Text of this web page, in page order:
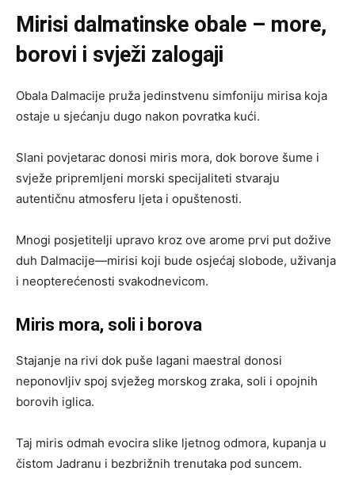
Mirisi dalmatinske obale – more,
borovi i svježi zalogaji
Obala Dalmacije pruža jedinstvenu simfoniju mirisa koja
ostaje u sjećanju dugo nakon povratka kući.
Slani povjetarac donosi miris mora, dok borove šume i
svježe pripremljeni morski specijaliteti stvaraju
autentičnu atmosferu ljeta i opuštenosti.
Mnogi posjetitelji upravo kroz ove arome prvi put dožive
duh Dalmacije—mirisi koji bude osjećaj slobode, uživanja
i neopterećenosti svakodnevicom.
Miris mora, soli i borova
Stajanje na rivi dok puše lagani maestral donosi
neponovljiv spoj svježeg morskog zraka, soli i opojnih
borovih iglica.
Taj miris odmah evocira slike ljetnog odmora, kupanja u
čistom Jadranu i bezbrižnih trenutaka pod suncem.